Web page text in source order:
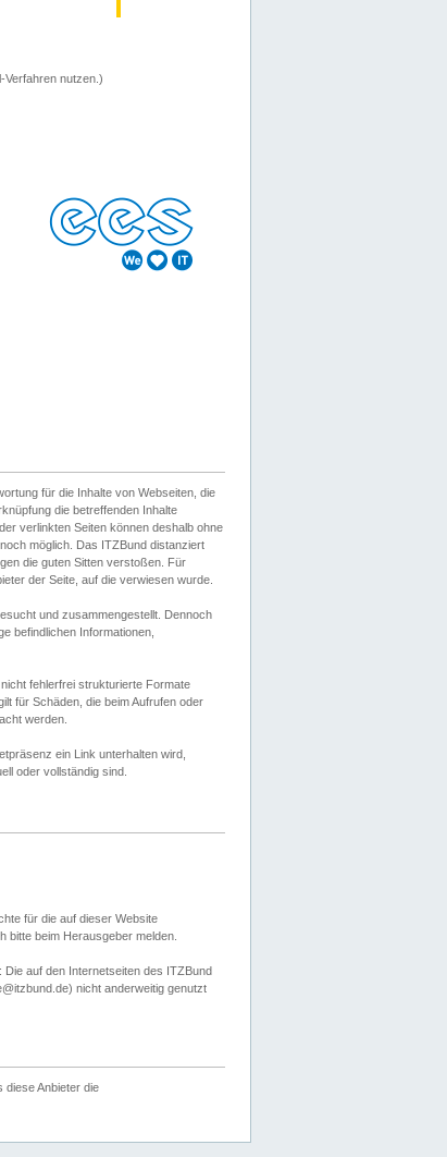
Verfahren nutzen.)
für die Inhalte von Webseiten, die
die betreffenden Inhalte
verlinkten Seiten können deshalb ohne
möglich. Das ITZBund distanziert
die guten Sitten verstoßen. Für
der Seite, auf die verwiesen wurde.
und zusammengestellt. Dennoch
befindlichen Informationen,
fehlerfrei strukturierte Formate
für Schäden, die beim Aufrufen oder
werden.
ein Link unterhalten wird,
oder vollständig sind.
für die auf dieser Website
bitte beim Herausgeber melden.
auf den Internetseiten des ITZBund
nicht anderweitig genutzt
diese Anbieter die